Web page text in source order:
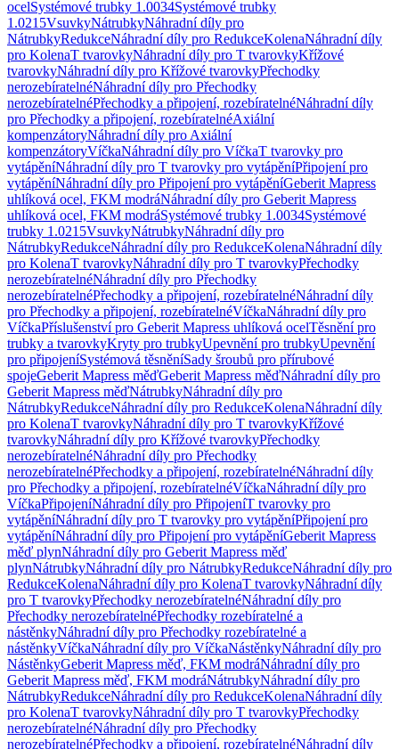
ocelSystémové trubky 1.0034Systémové trubky
1.0215VsuvkyNátrubkyNáhradní díly pro
NátrubkyRedukceNáhradní díly pro RedukceKolenaNáhradní díly
pro KolenaT tvarovkyNáhradní díly pro T tvarovkyKřížové
tvarovkyNáhradní díly pro Křížové tvarovkyPřechodky
nerozebíratelnéNáhradní díly pro Přechodky
nerozebíratelnéPřechodky a připojení, rozebíratelnéNáhradní díly
pro Přechodky a připojení, rozebíratelnéAxiální
kompenzátoryNáhradní díly pro Axiální
kompenzátoryVíčkaNáhradní díly pro VíčkaT tvarovky pro
vytápěníNáhradní díly pro T tvarovky pro vytápěníPřipojení pro
vytápěníNáhradní díly pro Připojení pro vytápěníGeberit Mapress
uhlíková ocel, FKM modráNáhradní díly pro Geberit Mapress
uhlíková ocel, FKM modráSystémové trubky 1.0034Systémové
trubky 1.0215VsuvkyNátrubkyNáhradní díly pro
NátrubkyRedukceNáhradní díly pro RedukceKolenaNáhradní díly
pro KolenaT tvarovkyNáhradní díly pro T tvarovkyPřechodky
nerozebíratelnéNáhradní díly pro Přechodky
nerozebíratelnéPřechodky a připojení, rozebíratelnéNáhradní díly
pro Přechodky a připojení, rozebíratelnéVíčkaNáhradní díly pro
VíčkaPříslušenství pro Geberit Mapress uhlíková ocelTěsnění pro
trubky a tvarovkyKryty pro trubkyUpevnění pro trubkyUpevnění
pro připojeníSystémová těsněníSady šroubů pro přírubové
spojeGeberit Mapress měďGeberit Mapress měďNáhradní díly pro
Geberit Mapress měďNátrubkyNáhradní díly pro
NátrubkyRedukceNáhradní díly pro RedukceKolenaNáhradní díly
pro KolenaT tvarovkyNáhradní díly pro T tvarovkyKřížové
tvarovkyNáhradní díly pro Křížové tvarovkyPřechodky
nerozebíratelnéNáhradní díly pro Přechodky
nerozebíratelnéPřechodky a připojení, rozebíratelnéNáhradní díly
pro Přechodky a připojení, rozebíratelnéVíčkaNáhradní díly pro
VíčkaPřipojeníNáhradní díly pro PřipojeníT tvarovky pro
vytápěníNáhradní díly pro T tvarovky pro vytápěníPřipojení pro
vytápěníNáhradní díly pro Připojení pro vytápěníGeberit Mapress
měď plynNáhradní díly pro Geberit Mapress měď
plynNátrubkyNáhradní díly pro NátrubkyRedukceNáhradní díly pro
RedukceKolenaNáhradní díly pro KolenaT tvarovkyNáhradní díly
pro T tvarovkyPřechodky nerozebíratelnéNáhradní díly pro
Přechodky nerozebíratelnéPřechodky rozebíratelné a
nástěnkyNáhradní díly pro Přechodky rozebíratelné a
nástěnkyVíčkaNáhradní díly pro VíčkaNástěnkyNáhradní díly pro
NástěnkyGeberit Mapress měď, FKM modráNáhradní díly pro
Geberit Mapress měď, FKM modráNátrubkyNáhradní díly pro
NátrubkyRedukceNáhradní díly pro RedukceKolenaNáhradní díly
pro KolenaT tvarovkyNáhradní díly pro T tvarovkyPřechodky
nerozebíratelnéNáhradní díly pro Přechodky
nerozebíratelnéPřechodky a připojení, rozebíratelnéNáhradní díly